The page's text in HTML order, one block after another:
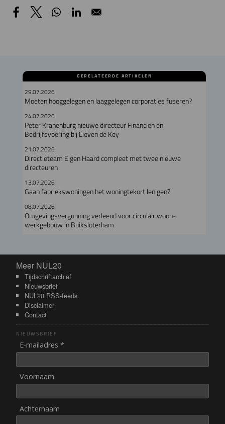
GERELATEERDE ARTIKELEN
29.07.2026
Moeten hooggelegen en laaggelegen corporaties fuseren?
24.07.2026
Peter Kranenburg nieuwe directeur Financiën en
Bedrijfsvoering bij Lieven de Key
21.07.2026
Directieteam Eigen Haard compleet met twee nieuwe
directeuren
13.07.2026
Gaan fabriekswoningen het woningtekort lenigen?
08.07.2026
Omgevingsvergunning verleend voor circulair woon-
werkgebouw in Buiksloterham
Meer NUL20
Meer NUL20
Tijdschriftarchief
Nieuwsbrief
NUL20 RSS-feeds
Disclaimer
Contact
NIEUWSBRIEF
E-mailadres *
Voornaam
Achternaam